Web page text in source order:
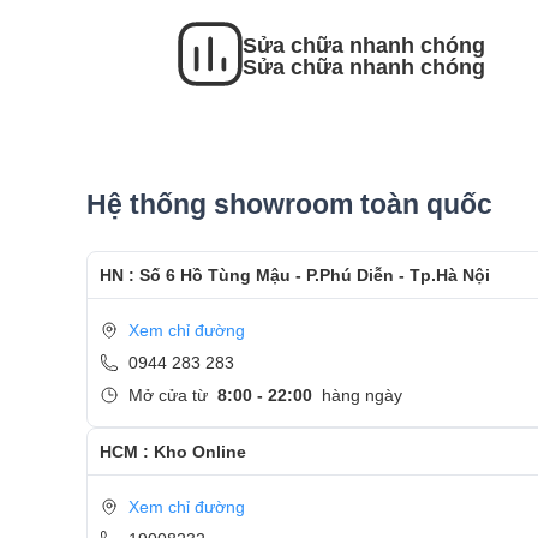
- Sau khi thay màn hình xong, khách hàng sẽ
- HotlineCSKH dịch vụ sửa chữa: 0944-283-283
Sửa chữa nhanh chóng
Sửa chữa nhanh chóng
Hệ thống showroom toàn quốc
HN : Số 6 Hồ Tùng Mậu - P.Phú Diễn - Tp.Hà Nội
Xem chỉ đường
0944 283 283
Mở cửa từ 8:00 - 22:00 hàng ngày
HCM : Kho Online
Xem chỉ đường